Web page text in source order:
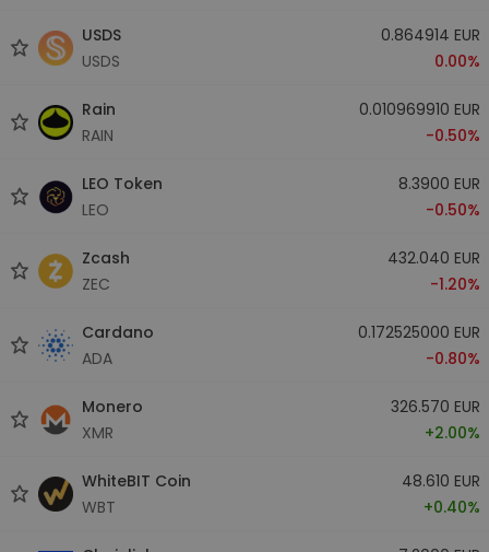
USDS
USDS
0.864914 EUR
0.00%
Rain
RAIN
0.010969910 EUR
-0.50%
LEO Token
LEO
8.3900 EUR
-0.50%
Zcash
ZEC
432.040 EUR
-1.20%
Cardano
ADA
0.172525000 EUR
-0.80%
Monero
XMR
326.570 EUR
+2.00%
WhiteBIT Coin
WBT
48.610 EUR
+0.40%